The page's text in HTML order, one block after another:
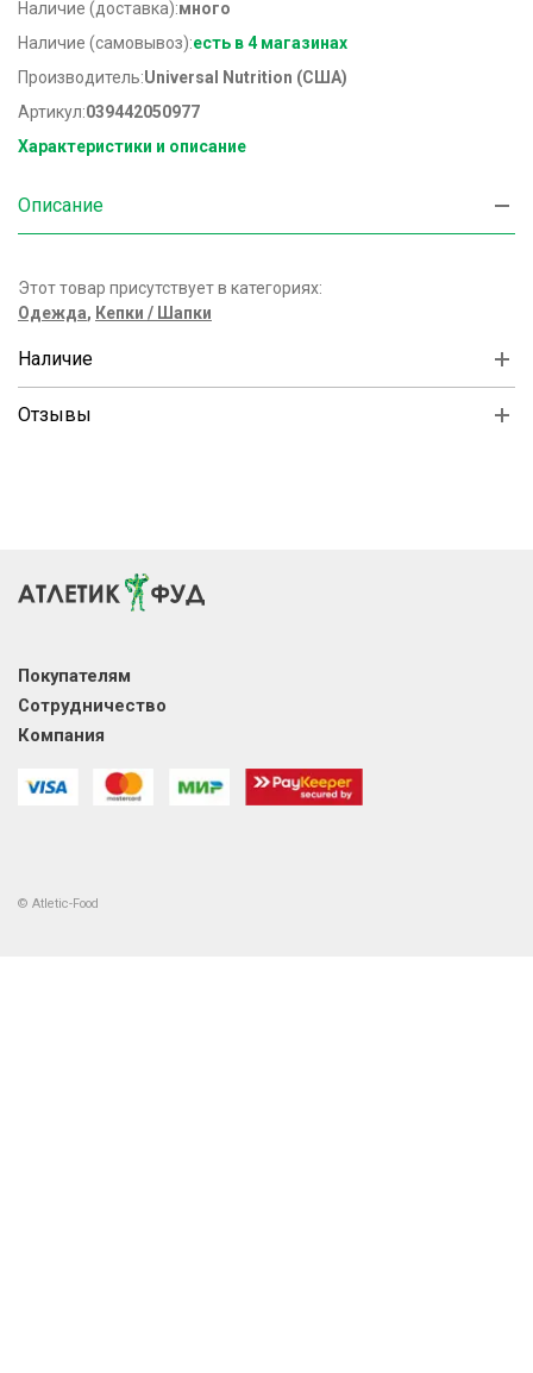
Наличие (доставка):много
Наличие (самовывоз):есть в 4 магазинах
Производитель:Universal Nutrition (США)
Артикул:039442050977
Характеристики и описание
Описание
Этот товар присутствует в категориях:
Одежда, Кепки / Шапки
Наличие
Отзывы
Покупателям
Сотрудничество
Компания
© Atletic-Food